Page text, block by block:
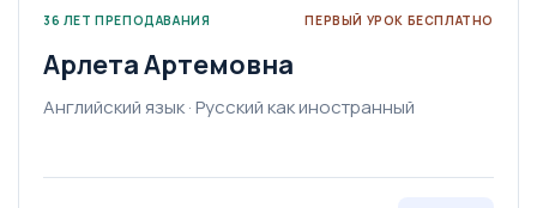
36 ЛЕТ ПРЕПОДАВАНИЯ ПЕРВЫЙ УРОК БЕСПЛАТНО
Арлета Артемовна
Английский язык · Русский как иностранный